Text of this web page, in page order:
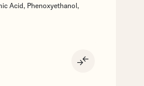
Acid, Phenoxyethanol,
compare_arrows